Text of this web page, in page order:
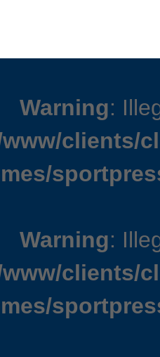
Warning:
clients/
Warning:
clients/